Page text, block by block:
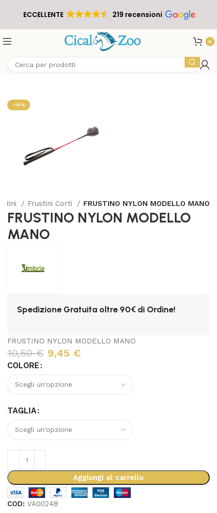
ECCELLENTE 219 recensioni
0
-10%
Frustini Corti FRUSTINO NYLON MODELLO MANO
FRUSTINO NYLON MODELLO
MANO
Spedizione Gratuita oltre 90€ di Ordine!
FRUSTINO NYLON MODELLO MANO
10,50€ 9,45 €
COLORE
TAGLIA
Aggiungi al carrello
COD:VA00248